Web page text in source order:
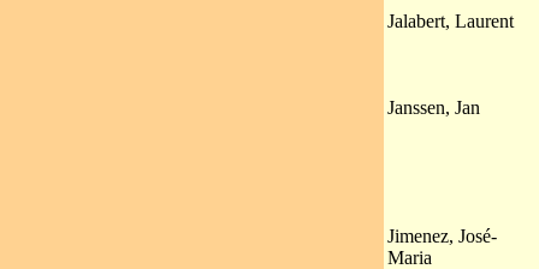
Jalabert, Laurent
Janssen, Jan
Jimenez, José-
Maria